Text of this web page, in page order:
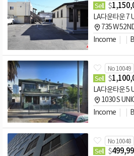
Sell $
LA다운타운 7
735 W
Income
No 10049
Sell $
LA다운타운 5
1030 S
Income
No 10048
Sell $